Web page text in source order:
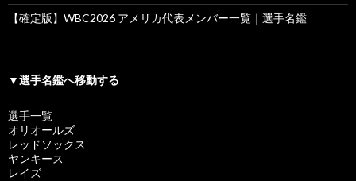
【確定版】WBC2026 アメリカ代表メンバー一覧｜選手名鑑
▼選手名鑑へ移動する
選手一覧
オリオールズ
レッドソックス
ヤンキース
レイズ